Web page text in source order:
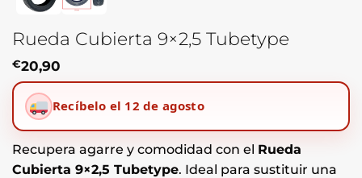
Rueda Cubierta 9×2,5 Tubetype
€20,90
Recíbelo el 12 de agosto
Recupera agarre y comodidad con el Rueda
Cubierta 9×2,5 Tubetype. Ideal para sustituir una